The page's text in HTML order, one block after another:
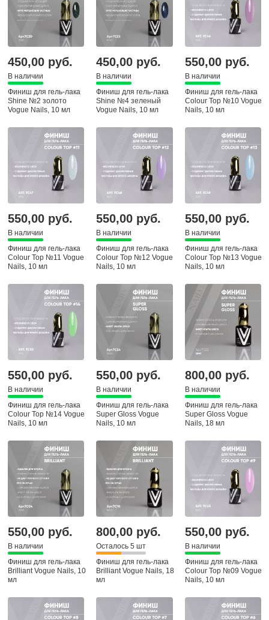
450,00 руб.
В наличии
Финиш для гель-лака
Shine №2 золото
Vogue Nails, 10 мл
450,00 руб.
В наличии
Финиш для гель-лака
Shine №4 зеленый
Vogue Nails, 10 мл
550,00 руб.
В наличии
Финиш для гель-лака
Colour Top №10 Vogue
Nails, 10 мл
550,00 руб.
В наличии
Финиш для гель-лака
Colour Top №11 Vogue
Nails, 10 мл
550,00 руб.
В наличии
Финиш для гель-лака
Colour Top №12 Vogue
Nails, 10 мл
550,00 руб.
В наличии
Финиш для гель-лака
Colour Top №13 Vogue
Nails, 10 мл
550,00 руб.
В наличии
Финиш для гель-лака
Colour Top №14 Vogue
Nails, 10 мл
550,00 руб.
В наличии
Финиш для гель-лака
Super Gloss Vogue
Nails, 10 мл
800,00 руб.
В наличии
Финиш для гель-лака
Super Gloss Vogue
Nails, 18 мл
550,00 руб.
В наличии
Финиш для гель-лака
Brilliant Vogue Nails, 10
мл
800,00 руб.
Осталось 5 шт
Финиш для гель-лака
Brilliant Vogue Nails, 18
мл
550,00 руб.
В наличии
Финиш для гель-лака
Colour Top №09 Vogue
Nails, 10 мл